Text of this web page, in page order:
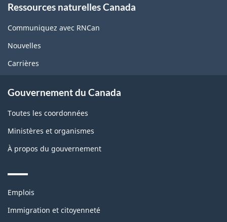
this
site
Ressources naturelles Canada
Communiquez avec RNCan
Nouvelles
Carrières
Gouvernement du Canada
Toutes les coordonnées
Ministères et organismes
À propos du gouvernement
Themes
topics
Emplois
Immigration et citoyenneté